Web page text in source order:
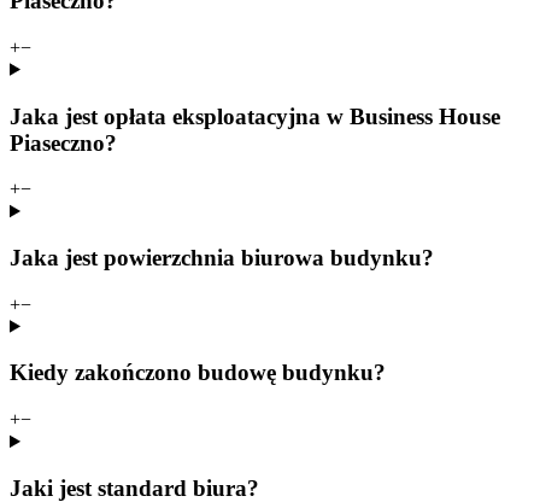
+−
Jaka jest opłata eksploatacyjna w Business House
Piaseczno?
+−
Jaka jest powierzchnia biurowa budynku?
+−
Kiedy zakończono budowę budynku?
+−
Jaki jest standard biura?